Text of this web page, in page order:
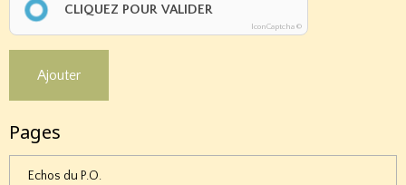
CLIQUEZ POUR VALIDER
IconCaptcha ©
Ajouter
Pages
Echos du P.O.